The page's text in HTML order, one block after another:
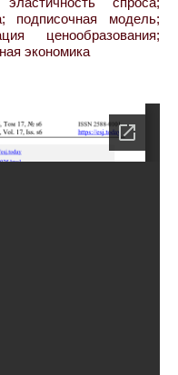
подписочная модель;
ценообразования;
экономика